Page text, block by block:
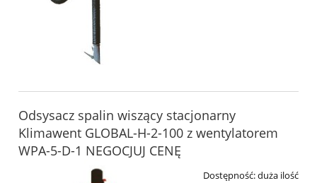
Odsysacz spalin wiszący stacjonarny
Klimawent GLOBAL-H-2-100 z wentylatorem
WPA-5-D-1 NEGOCJUJ CENĘ
Dostępność:duża ilość